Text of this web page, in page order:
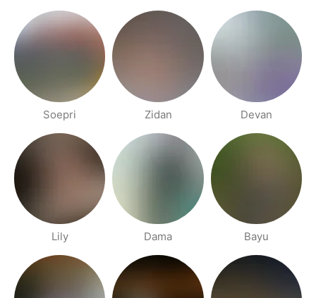
Devan
Zidan
Soepri
Bayu
Dama
Lily